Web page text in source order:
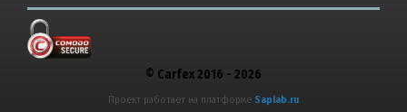
© Carfex 2016 - 2026
Проект работает на платформе Saplab.ru